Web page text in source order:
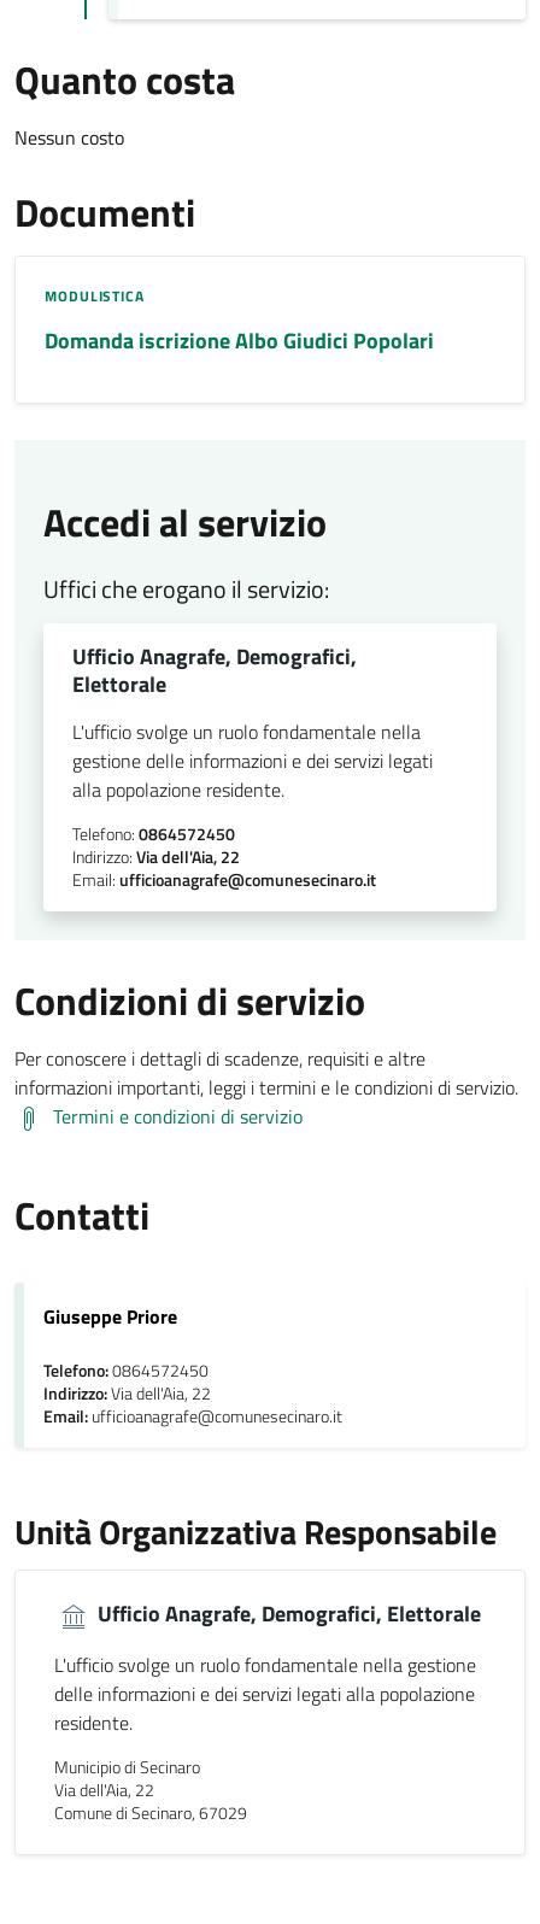
Quanto costa
Nessun costo
Documenti
MODULISTICA
Domanda iscrizione Albo Giudici Popolari
Accedi al servizio
Uffici che erogano il servizio:
Ufficio Anagrafe, Demografici,
Elettorale
L'ufficio svolge un ruolo fondamentale nella
gestione delle informazioni e dei servizi legati
alla popolazione residente.
Telefono:0864572450
Indirizzo:Via dell'Aia, 22
Email:ufficioanagrafe@comunesecinaro.it
Condizioni di servizio
Per conoscere i dettagli di scadenze, requisiti e altre
informazioni importanti, leggi i termini e le condizioni di servizio.
Termini e condizioni di servizio
Contatti
Giuseppe Priore
Telefono:0864572450
Indirizzo:Via dell'Aia, 22
Email:ufficioanagrafe@comunesecinaro.it
Unità Organizzativa Responsabile
Ufficio Anagrafe, Demografici, Elettorale
L'ufficio svolge un ruolo fondamentale nella gestione
delle informazioni e dei servizi legati alla popolazione
residente.
Municipio di Secinaro
Via dell'Aia, 22
Comune di Secinaro, 67029